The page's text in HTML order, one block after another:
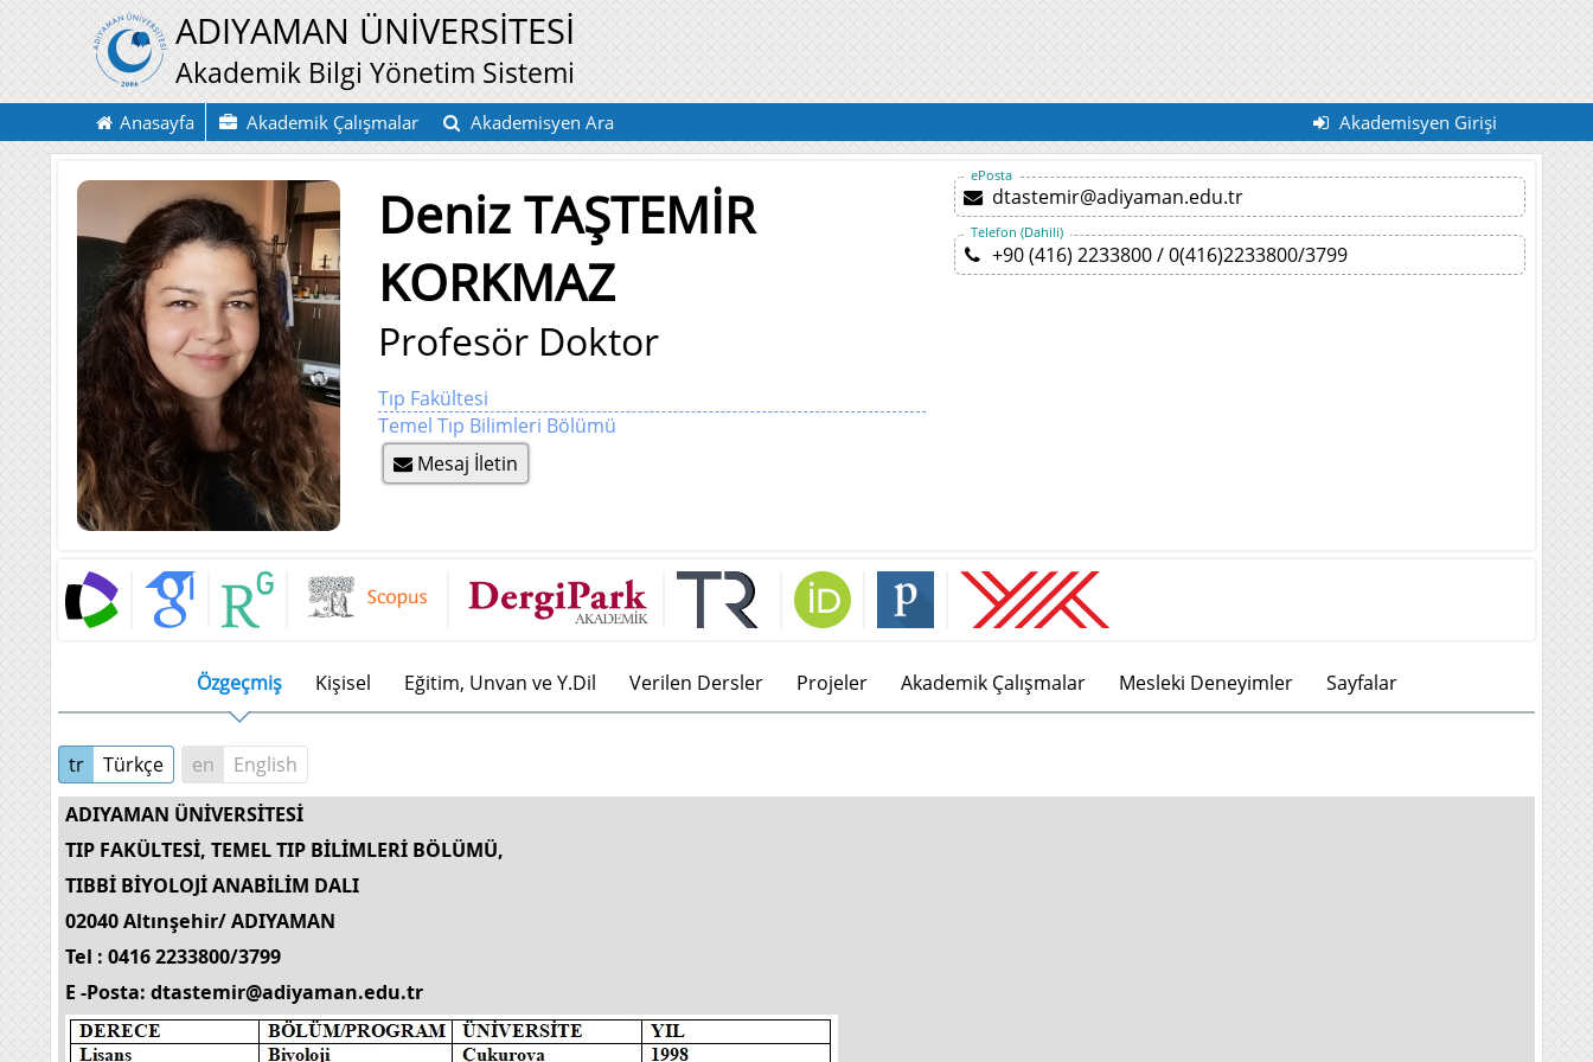
ADIYAMAN ÜNİVERSİTESİ
Akademik Bilgi Yönetim Sistemi
Anasayfa Akademik Çalışmalar Akademisyen Ara Akademisyen Girişi
Deniz TAŞTEMİR
KORKMAZ
Profesör Doktor
Tıp Fakültesi
Temel Tıp Bilimleri Bölümü
Mesaj İletin
ePosta
dtastemir@adiyaman.edu.tr
Telefon (Dahili)
+90 (416) 2233800 / 0(416)2233800/3799
Özgeçmiş Kişisel Eğitim, Unvan ve Y.Dil Verilen Dersler Projeler Akademik Çalışmalar Mesleki Deneyimler Sayfalar
tr Türkçe en
English
ADIYAMAN ÜNİVERSİTESİ
TIP FAKÜLTESİ, TEMEL TIP BİLİMLERİ BÖLÜMÜ,
TIBBİ BİYOLOJİ ANABİLİM DALI
02040 Altınşehir/ ADIYAMAN
Tel : 0416 2233800/3799
E -Posta: dtastemir@adiyaman.edu.tr